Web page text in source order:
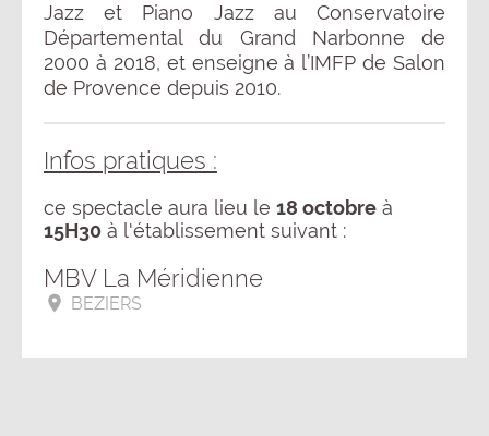
Jazz et Piano Jazz au Conservatoire
Départemental du Grand Narbonne de
2000 à 2018, et enseigne à l’IMFP de Salon
de Provence depuis 2010.
Infos pratiques :
ce spectacle aura lieu le 18 octobre à
15H30 à l'établissement suivant :
MBV La Méridienne
BEZIERS